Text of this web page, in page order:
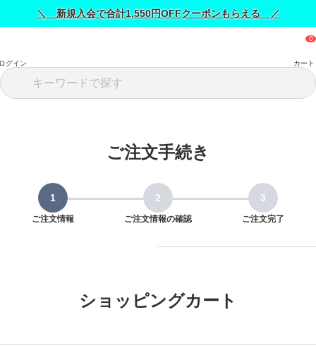
＼ 新規入会で合計1,550円OFFクーポンもらえる ／
グイン カート
ご注文手続き
ご注文情報 ご注文情報の確認 ご注文完了
ショッピングカート